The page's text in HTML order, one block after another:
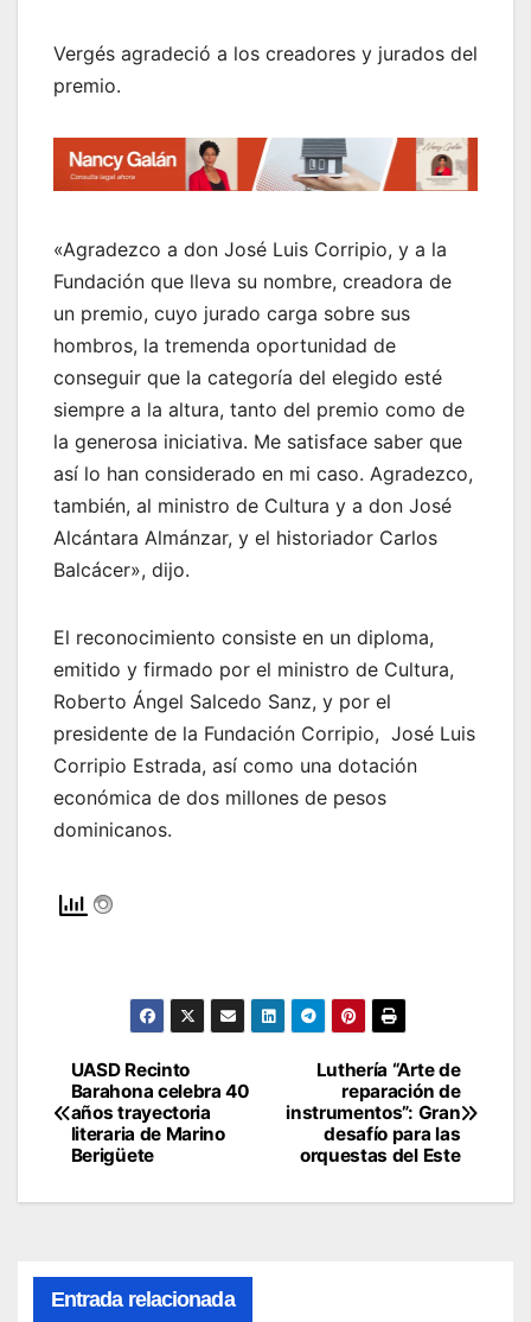
Vergés agradeció a los creadores y jurados del
premio.
«Agradezco a don José Luis Corripio, y a la
Fundación que lleva su nombre, creadora de
un premio, cuyo jurado carga sobre sus
hombros, la tremenda oportunidad de
conseguir que la categoría del elegido esté
siempre a la altura, tanto del premio como de
la generosa iniciativa. Me satisface saber que
así lo han considerado en mi caso. Agradezco,
también, al ministro de Cultura y a don José
Alcántara Almánzar, y el historiador Carlos
Balcácer», dijo.
El reconocimiento consiste en un diploma,
emitido y firmado por el ministro de Cultura,
Roberto Ángel Salcedo Sanz, y por el
presidente de la Fundación Corripio, José Luis
Corripio Estrada, así como una dotación
económica de dos millones de pesos
dominicanos.
Navegación
de
entradas
Luthería “Arte de
reparación de
instrumentos”: Gran
desafío para las
orquestas del Este
UASD Recinto
Barahona celebra 40
años trayectoria
literaria de Marino
Berigüete
Entrada relacionada